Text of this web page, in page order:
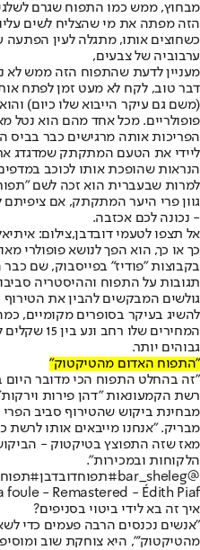
מבחוץ, ממש כמו התפוח שגרם
הזה מפתה את מי שהצליח לשים
כשחוצים אותו, מתגלה לעין הפתעה
ערבוביה של צבעים,
מעניין לדעת שהתפוח הזה ממש לא
(משם גם עיקר הייבוא שלו כיום)
פופולריים. מכל אחד מהם הוא נטל
הפריכות אותה מרגישים כבר בביס
ליידי את הטעם המתקתק שמדגדג
הנראות שהופכת אותו לכוכב
למרות שבעברית הוא זכה לשם
גוון פרי היער המתקתק, אם ציפיתם
- נכונה לכם אכזבה.
אל תצפו לטעמי דובדבן,צילום:
כך או כך, הוא הפך לנושא פופולרי
בקבוצות "פודיז" בפייסבוק, שם
תגובות על התפוח וההיסטריה
גולשים המבקשים להבין את
להשיג בעיקר בסופרים מקומיים,
המחירים שלו
גבוהים יותר.
"התפוח האדום מהטיקטוק"
"זה בהחלט התפוח הכי מדובר היום
רשת הקמעונאות "דהן פירות
מבחינת ביקוש שהטירוף סביב הפרי
מבריק. "אנחנו מייבאים אותו
מאז שזה התפוצץ בטיקטוק -
הלקוחות ובמכירות".
@bar_sheleg
#תפוחדובדבן#תפוח
foule - Remastered - Édith Piaf
איך זה בא לידי ביטוי בסניפים?
"אנשים נכנסים הרבה פעמים כדי
מהטיקטוק'", היא צוחקת שוב